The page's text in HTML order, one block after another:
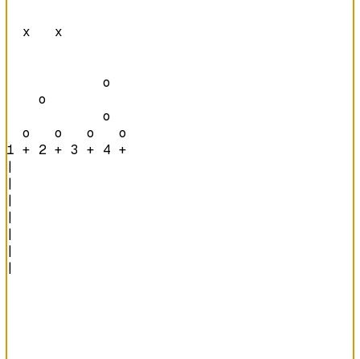
  x   x
            o
    o
            o
  o   o   o   o
1 + 2 + 3 + 4 +
|
|
|
|
|
|
|